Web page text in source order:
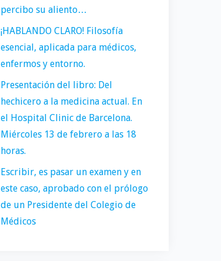
percibo su aliento…
¡HABLANDO CLARO! Filosofía
esencial, aplicada para médicos,
enfermos y entorno.
Presentación del libro: Del
hechicero a la medicina actual. En
el Hospital Clinic de Barcelona.
Miércoles 13 de febrero a las 18
horas.
Escribir, es pasar un examen y en
este caso, aprobado con el prólogo
de un Presidente del Colegio de
Médicos